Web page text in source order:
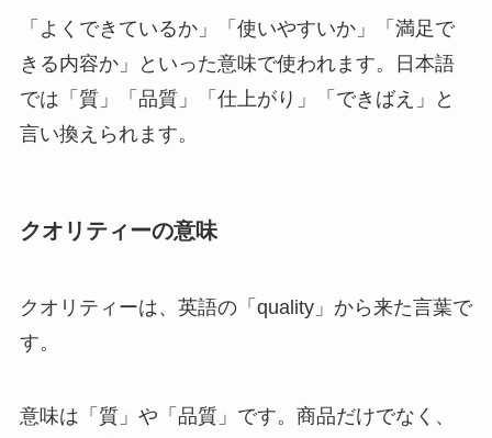
「よくできているか」「使いやすいか」「満足で
きる内容か」といった意味で使われます。日本語
では「質」「品質」「仕上がり」「できばえ」と
言い換えられます。
クオリティーの意味
クオリティーは、英語の「quality」から来た言葉で
す。
意味は「質」や「品質」です。商品だけでなく、